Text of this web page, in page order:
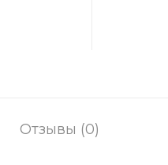
Отзывы (0)